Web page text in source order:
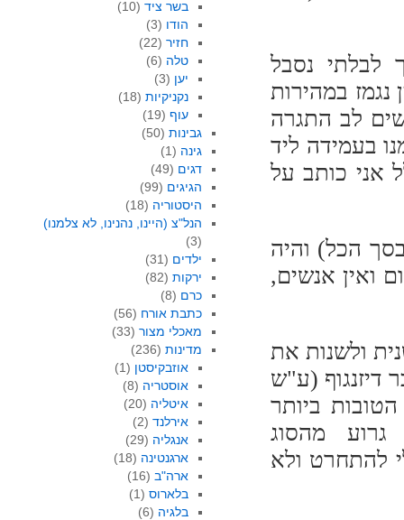
נסבל
במהירות
לב התגרה
בעמידה ליד
אני כותב על
פחות (4-8 אנשים בסך הכל) והיה
ואין אנשים,
ולשנות את
דיזנגוף (ע"ש
ביותר
מהסוג
להתחרט ולא
בשר ציד (10)
הודו (3)
חזיר (22)
טלה (6)
יען (3)
נקניקיות (18)
עוף (19)
גבינות(50)
גינה (1)
דגים (49)
הגיגים (99)
היסטוריה (18)
הנל"צ (היינו, נהנינו, לא צלמנו)
(3)
ילדים (31)
ירקות(82)
כרם (8)
כתבת אורח (56)
מאכלי מצור(33)
מדינות(236)
אוזבקיסטן (1)
אוסטריה (8)
איטליה (20)
אירלנד (2)
אנגליה (29)
ארגנטינה (18)
ארה"ב (16)
בלארוס (1)
בלגיה (6)